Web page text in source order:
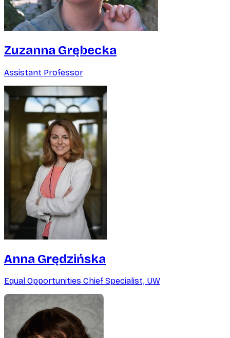
Zuzanna Grębecka
Assistant Professor
Anna Grędzińska
Equal Opportunities Chief Specialist, UW